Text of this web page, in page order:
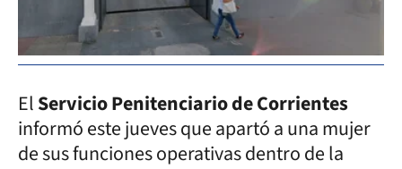
ElServicio Penitenciario de Corrientes
informó este jueves que apartó a una mujer
de sus funciones operativas dentro de la